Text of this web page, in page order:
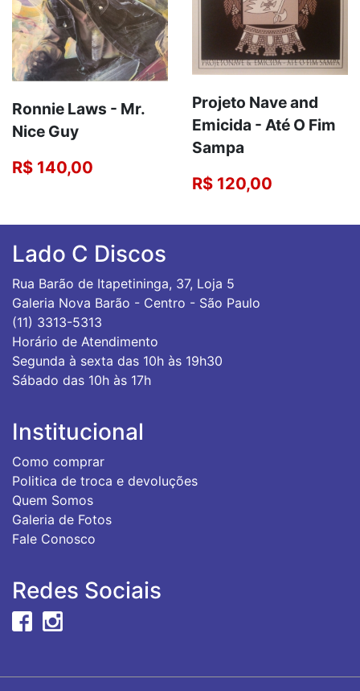
Ronnie Laws ‎- Mr.
Nice Guy
R$ 140,00
Projeto Nave and
Emicida - Até O Fim
Sampa
R$ 120,00
Lado C Discos
Rua Barão de Itapetininga, 37, Loja 5
Galeria Nova Barão - Centro - São Paulo
(11) 3313-5313
Horário de Atendimento
Segunda à sexta das 10h às 19h30
Sábado das 10h às 17h
Institucional
Como comprar
Politica de troca e devoluções
Quem Somos
Galeria de Fotos
Fale Conosco
Redes Sociais